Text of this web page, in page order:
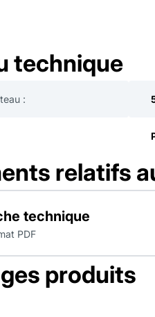
technique
:
relatifs
technique
PDF
produits